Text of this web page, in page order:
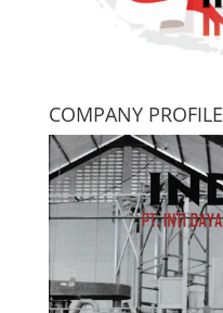
COMPANY PROFILE